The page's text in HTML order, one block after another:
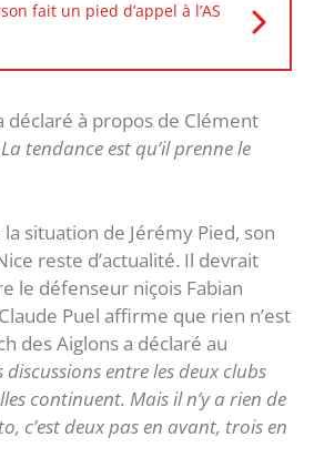
fait un pied d’appel à l’AS
déclaré à propos de Clément
tendance est qu’il prenne le
situation de Jérémy Pied, son
reste d’actualité. Il devrait
le défenseur niçois Fabian
Puel affirme que rien n’est
des Aiglons a déclaré au
discussions entre les deux clubs
continuent. Mais il n’y a rien de
c’est deux pas en avant, trois en